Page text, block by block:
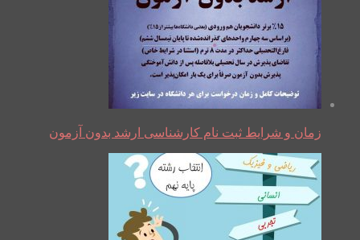
زمان و شرایط ثبت نام کارشناسی ارشد بدون آزمون